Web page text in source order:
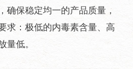
确保稳定均一的产品质量，
求：极低的内毒素含量、高
低。